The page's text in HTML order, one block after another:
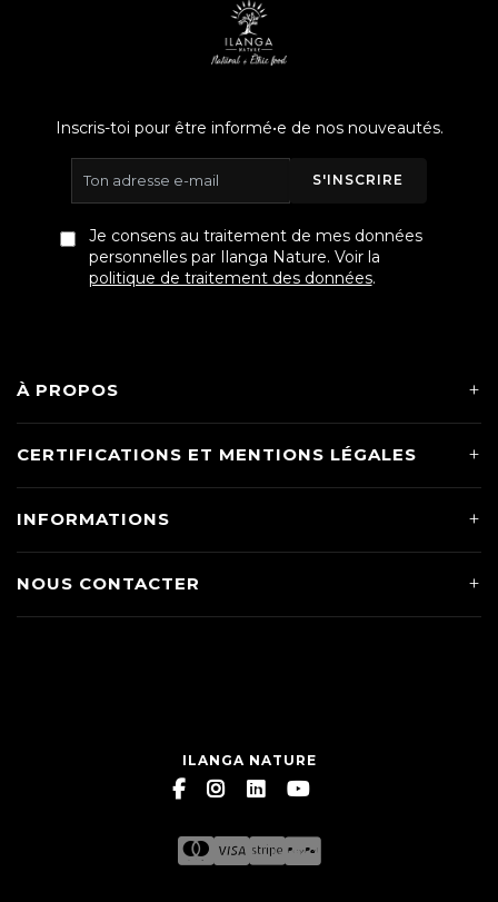
Inscris-toi pour être informé•e de nos nouveautés.
S'INSCRIRE
Je consens au traitement de mes données
personnelles par Ilanga Nature. Voir la
politique de traitement des données.
À PROPOS
CERTIFICATIONS ET MENTIONS LÉGALES
INFORMATIONS
NOUS CONTACTER
ILANGA NATURE